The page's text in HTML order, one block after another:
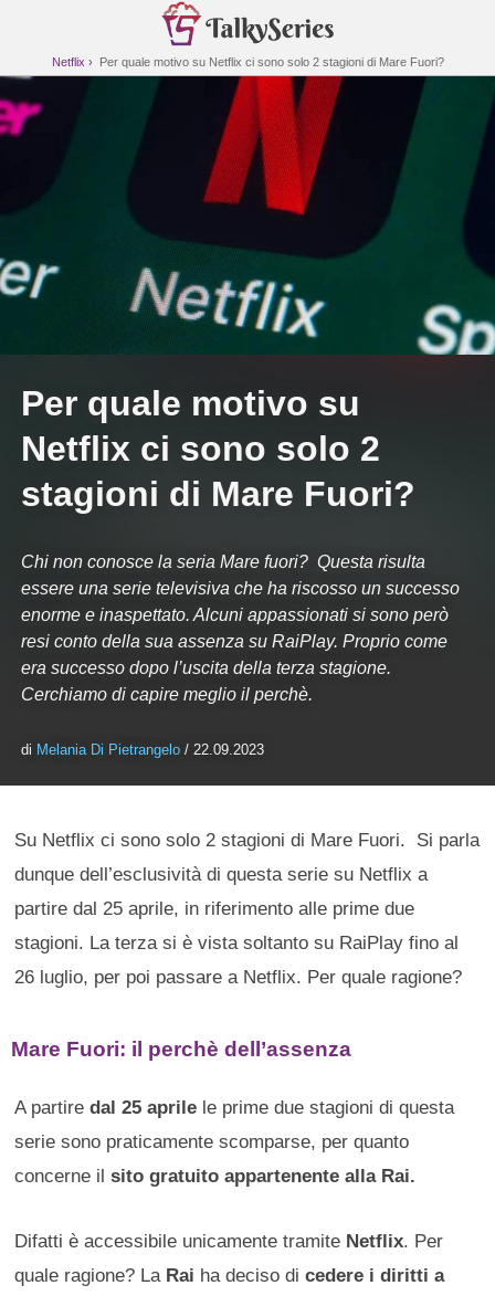
Netflix Per quale motivo su Netflix ci sono solo 2 stagioni di Mare Fuori?
Per quale motivo su
Netflix ci sono solo 2
stagioni di Mare Fuori?
Chi non conosce la seria Mare fuori? Questa risulta
essere una serie televisiva che ha riscosso un successo
enorme e inaspettato. Alcuni appassionati si sono però
resi conto della sua assenza su RaiPlay. Proprio come
era successo dopo l’uscita della terza stagione.
Cerchiamo di capire meglio il perchè.
di Melania Di Pietrangelo / 22.09.2023
Su Netflix ci sono solo 2 stagioni di Mare Fuori. Si parla
dunque dell’esclusività di questa serie su Netflix a
partire dal 25 aprile, in riferimento alle prime due
stagioni. La terza si è vista soltanto su RaiPlay fino al
26 luglio, per poi passare a Netflix. Per quale ragione?
Mare Fuori: il perchè dell’assenza
A partire dal 25 aprile le prime due stagioni di questa
serie sono praticamente scomparse, per quanto
concerne il sito gratuito appartenente alla Rai.
Difatti è accessibile unicamente tramite Netflix. Per
quale ragione? La Rai ha deciso dicedere i diritti a